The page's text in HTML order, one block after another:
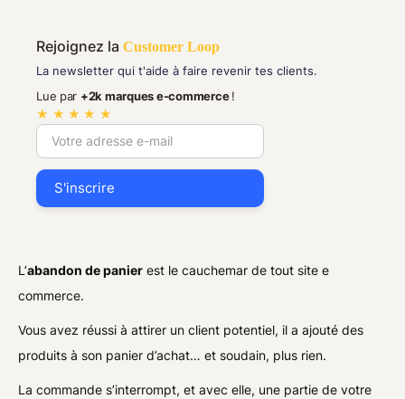
Rejoignez laCustomer Loop
La newsletter qui t'aide à faire revenir tes clients.
Lue par +2k marques e-commerce !
★ ★ ★ ★ ★
L’abandon de panier est le cauchemar de tout site e
commerce.
Vous avez réussi à attirer un client potentiel, il a ajouté des
produits à son panier d’achat… et soudain, plus rien.
La commande s’interrompt, et avec elle, une partie de votre